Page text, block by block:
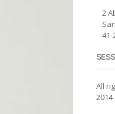
2
41-
All
2014